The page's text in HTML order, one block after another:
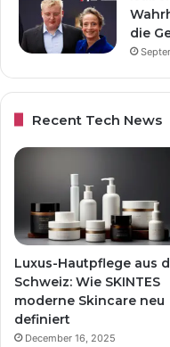
die
Recent Tech News
Luxus-Hautpflege aus
Schweiz: Wie SKINTES
moderne Skincare neu
definiert
December 16, 2025